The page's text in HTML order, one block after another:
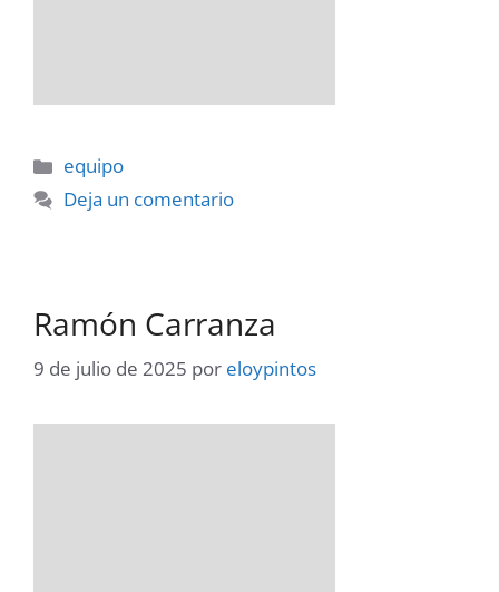
Categorías
equipo
Deja un comentario
Ramón Carranza
9 de julio de 2025 por eloypintos